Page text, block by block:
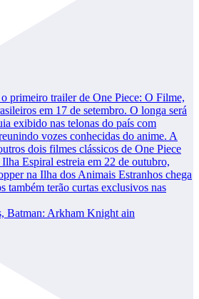
Batman: Arkham Knight ain